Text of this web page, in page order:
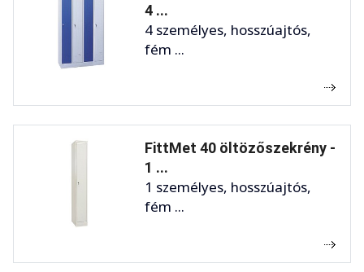
4 ...
4 személyes, hosszúajtós,
fém ...
FittMet 40 öltözőszekrény -
1 ...
1 személyes, hosszúajtós,
fém ...